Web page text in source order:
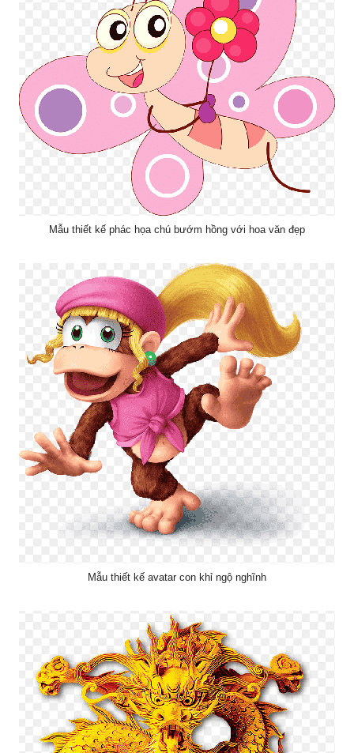
Mẫu thiết kế phác họa chú bướm hồng với hoa văn đẹp
Mẫu thiết kế avatar con khỉ ngộ nghĩnh